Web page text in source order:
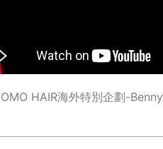
HAIR海外特別企劃-Benny